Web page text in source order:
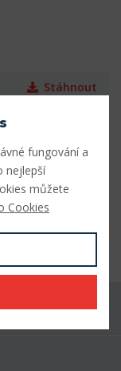
Stáhnout
2,5
fungování a
nejlepší
můžete
Cookies